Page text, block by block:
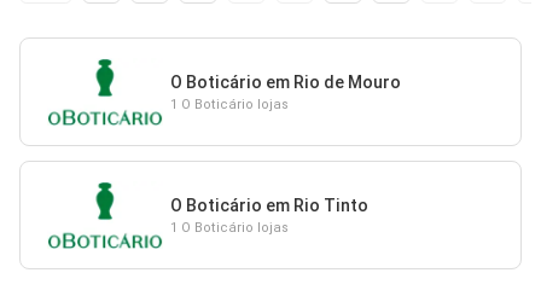
O Boticário em Rio de Mouro
1 O Boticário lojas
O Boticário em Rio Tinto
1 O Boticário lojas